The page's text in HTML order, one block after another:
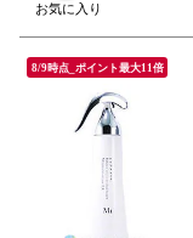
8/9時点_ポイント最大11倍